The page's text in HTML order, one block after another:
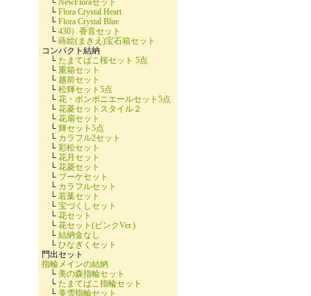
└ NewFloraセット
└ Flora Crystal Heart
└ Flora Crystal Blue
└ 430）香音セット
└ 蒔絵(まきえ)宝石箱セット
コンパクト結納
└ たまてばこ桜セット 5点
└ 重箱セット
└ 越前セット
└ 松輝セット5点
└ 花・ボンボニエールセット5点
└ 花菱セットスタイル２
└ 花扇セット
└ 輝セット5点
└ カラフル2セット
└ 彩松セット
└ 花月セット
└ 花菱セット
└ ブーケセット
└ カラフルセット
└ 若葉セット
└ 宝づくしセット
└ 花セット
└ 花セット(ピンクVer.)
└ 結納金なし
└ ひなぎくセット
門出セット
指輪メインの結納
└ 美の森指輪セット
└ たまてばこ指輪セット
└ 美雪指輪セット